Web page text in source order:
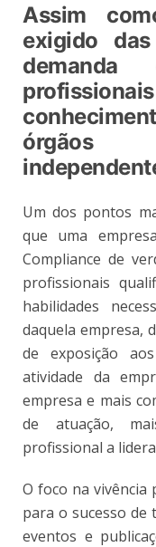
Assim
exigido
órgãos
Um dos pontos
que uma
Compliance de
profissionais
habilidades
daquela empresa,
de exposição
atividade da
empresa e mais
de atuação,
profissional a
O foco na vivência
para o sucesso de
eventos e